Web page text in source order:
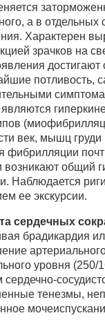
а в отдельных
Характерен
зрачков на
потливость,
век, мышц груди
фибрилляции
возникают общий
Наблюдается
ее экскурсии.
сердечных
брадикардия
уровня (250/
тенезмы,